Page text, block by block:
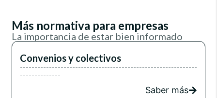
Más normativa para empresas
La importancia de estar bien informado
Convenios y colectivos
-------------------------------------------------------------
--------------
Saber más